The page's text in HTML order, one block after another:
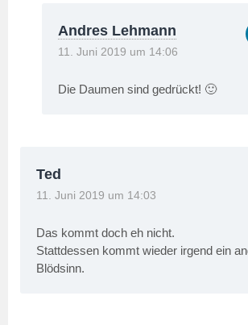
Andres Lehmann
11. Juni 2019 um 14:06
Die Daumen sind gedrückt! 🙂
Ted
11. Juni 2019 um 14:03
Das kommt doch eh nicht.
Stattdessen kommt wieder irgend ein
Blödsinn.